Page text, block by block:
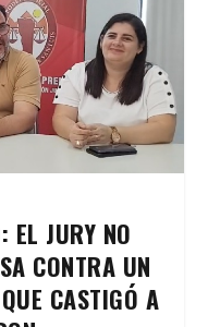
EL JURY NO
CONTRA UN
CASTIGÓ A